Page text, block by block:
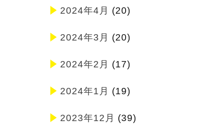
2024年4月 (20)
2024年3月 (20)
2024年2月 (17)
2024年1月 (19)
2023年12月 (39)